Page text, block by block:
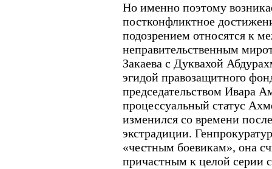
Но именно поэтому
постконфликтное
подозрением относятся к
неправительственным
Закаева с Дуквахой
эгидой правозащитного
председательством Ивара
процессуальный статус
изменился со времени
экстрадиции.
«честным боевикам», она
причастным к целой серии